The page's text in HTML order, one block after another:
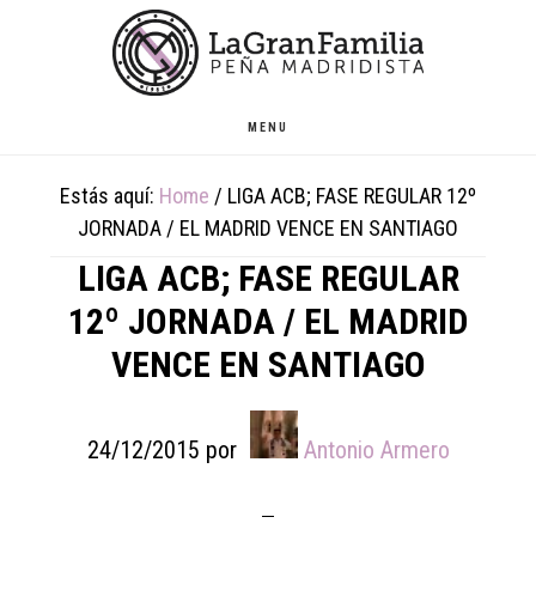
MENU
Estás aquí: Home / LIGA ACB; FASE REGULAR 12º
JORNADA / EL MADRID VENCE EN SANTIAGO
LIGA ACB; FASE REGULAR
12º JORNADA / EL MADRID
VENCE EN SANTIAGO
24/12/2015 por Antonio Armero